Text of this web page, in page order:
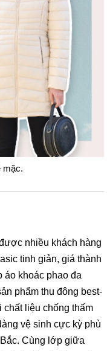
mặc.
nhiều khách hàng
tinh giản, giá thành
áo khoác phao đa
phẩm thu đông best-
liệu chống thấm
vệ sinh cực kỳ phù
Cùng lớp giữa